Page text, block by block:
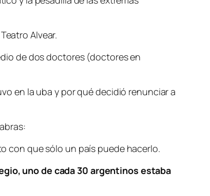
Alvear.
de dos doctores (doctores en
en la uba y por qué decidió renunciar a
con que sólo un país puede hacerlo.
uno de cada 30 argentinos estaba